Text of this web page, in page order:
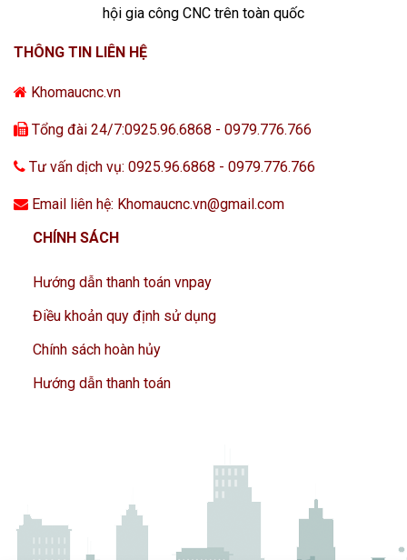
hội gia công CNC trên toàn quốc
THÔNG TIN LIÊN HỆ
Khomaucnc.vn
Tổng đài 24/7:0925.96.6868 - 0979.776.766
Tư vấn dịch vụ: 0925.96.6868 - 0979.776.766
Email liên hệ: Khomaucnc.vn@gmail.com
CHÍNH SÁCH
Hướng dẫn thanh toán vnpay
Điều khoản quy định sử dụng
Chính sách hoàn hủy
Hướng dẫn thanh toán